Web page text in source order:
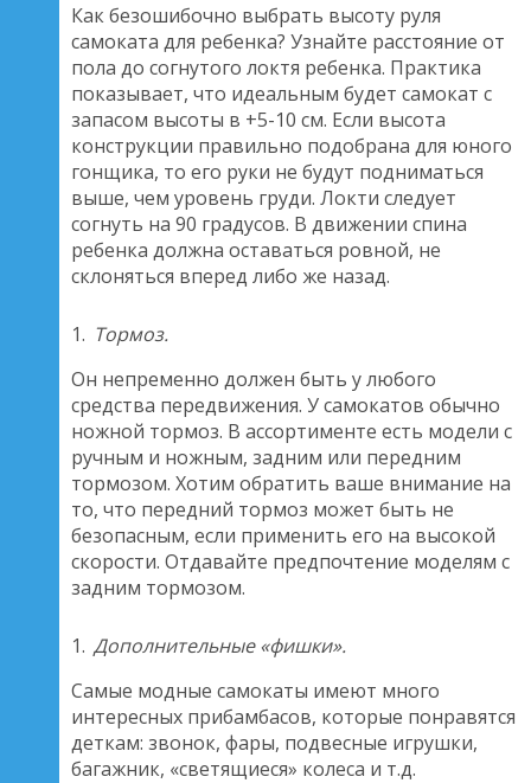
Как безошибочно выбрать высоту руля
самоката для ребенка? Узнайте расстояние от
пола до согнутого локтя ребенка. Практика
показывает, что идеальным будет самокат с
запасом высоты в +5-10 см. Если высота
конструкции правильно подобрана для юного
гонщика, то его руки не будут подниматься
выше, чем уровень груди. Локти следует
согнуть на 90 градусов. В движении спина
ребенка должна оставаться ровной, не
склоняться вперед либо же назад.
Тормоз.
Он непременно должен быть у любого
средства передвижения. У самокатов обычно
ножной тормоз. В ассортименте есть модели с
ручным и ножным, задним или передним
тормозом. Хотим обратить ваше внимание на
то, что передний тормоз может быть не
безопасным, если применить его на высокой
скорости. Отдавайте предпочтение моделям с
задним тормозом.
Дополнительные «фишки».
Самые модные самокаты имеют много
интересных прибамбасов, которые понравятся
деткам: звонок, фары, подвесные игрушки,
багажник, «светящиеся» колеса и т.д.